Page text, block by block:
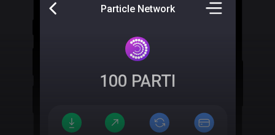
Particle Network
100 PARTI